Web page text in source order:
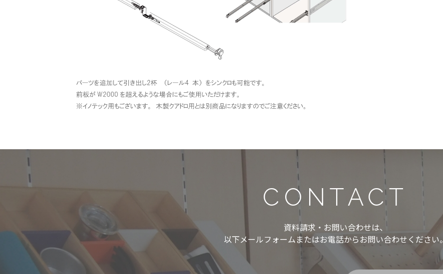
CONTACT
資料請求・お問い合わせは、
以下メールフォームまたはお電話からお問い合わせください。